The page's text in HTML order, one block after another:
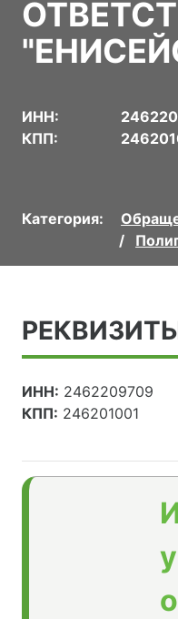
ИНН:
КПП:
Категория:
ИНН: 2462209709
КПП: 246201001